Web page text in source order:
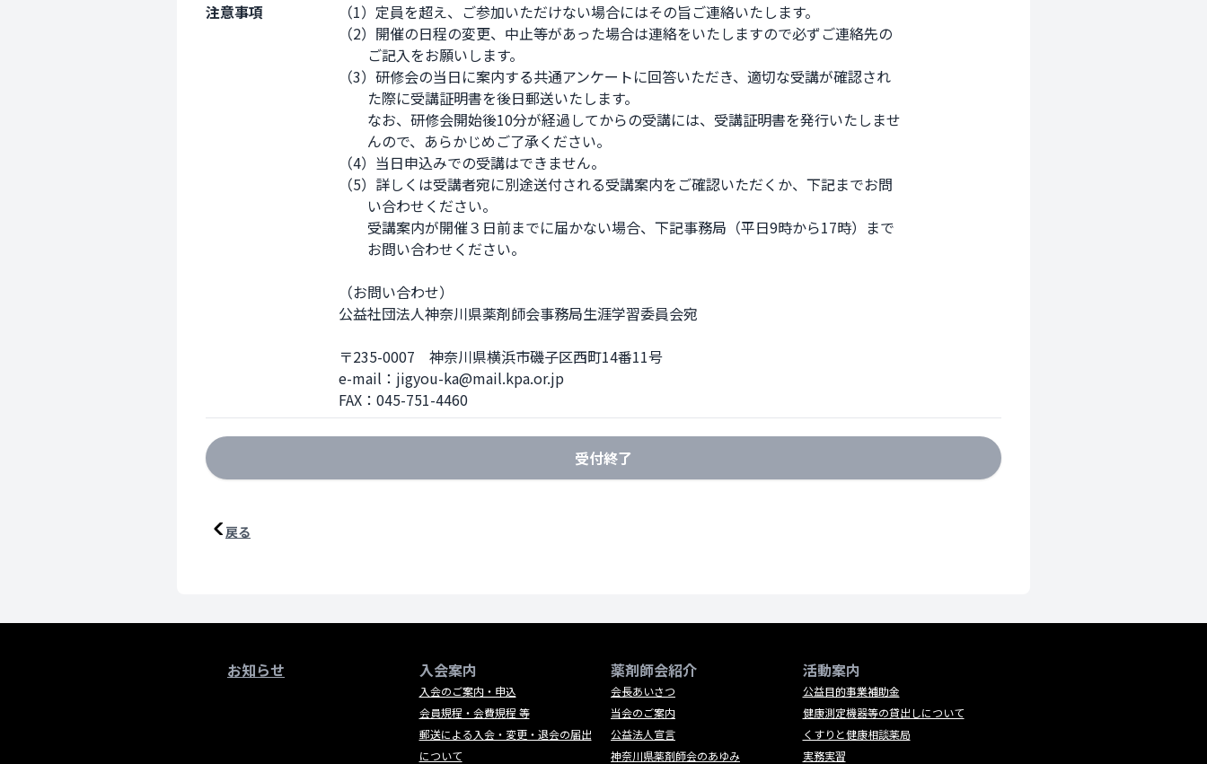
注意事項
（1）定員を超え、ご参加いただけない場合にはその旨ご連絡いたします。
（2）開催の日程の変更、中止等があった場合は連絡をいたしますので必ずご連絡先の
ご記入をお願いします。
（3）研修会の当日に案内する共通アンケートに回答いただき、適切な受講が確認され
た際に受講証明書を後日郵送いたします。
なお、研修会開始後10分が経過してからの受講には、受講証明書を発行いたしませ
んので、あらかじめご了承ください。
（4）当日申込みでの受講はできません。
（5）詳しくは受講者宛に別途送付される受講案内をご確認いただくか、下記までお問
い合わせください。
受講案内が開催３日前までに届かない場合、下記事務局（平日9時から17時）まで
お問い合わせください。
（お問い合わせ）
公益社団法人神奈川県薬剤師会事務局生涯学習委員会宛
〒235-0007　神奈川県横浜市磯子区西町14番11号
e-mail：jigyou-ka@mail.kpa.or.jp
FAX：045-751-4460
受付終了
戻る
お知らせ 入会案内
入会のご案内・申込
会員規程・会費規程 等
郵送による入会・変更・退会の届出
について
薬剤師会紹介
会長あいさつ
当会のご案内
公益法人宣言
神奈川県薬剤師会のあゆみ
活動案内
公益目的事業補助金
健康測定機器等の貸出しについて
くすりと健康相談薬局
実務実習